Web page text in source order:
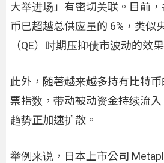
大举进场」有密切关联。目前
币已超越总供应量的 6%，类似
（QE）时期压抑债市波动的效果
此外，随著越来越多持有比特
票指数，带动被动资金持续流
趋势正加速扩散。
举例来说，日本上市公司